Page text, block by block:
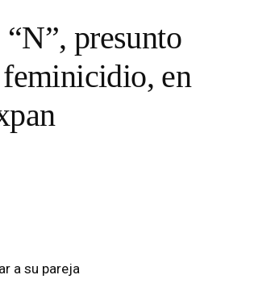
presunto
feminicidio, en
a su pareja